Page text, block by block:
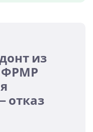
из
ФРМР
отказ